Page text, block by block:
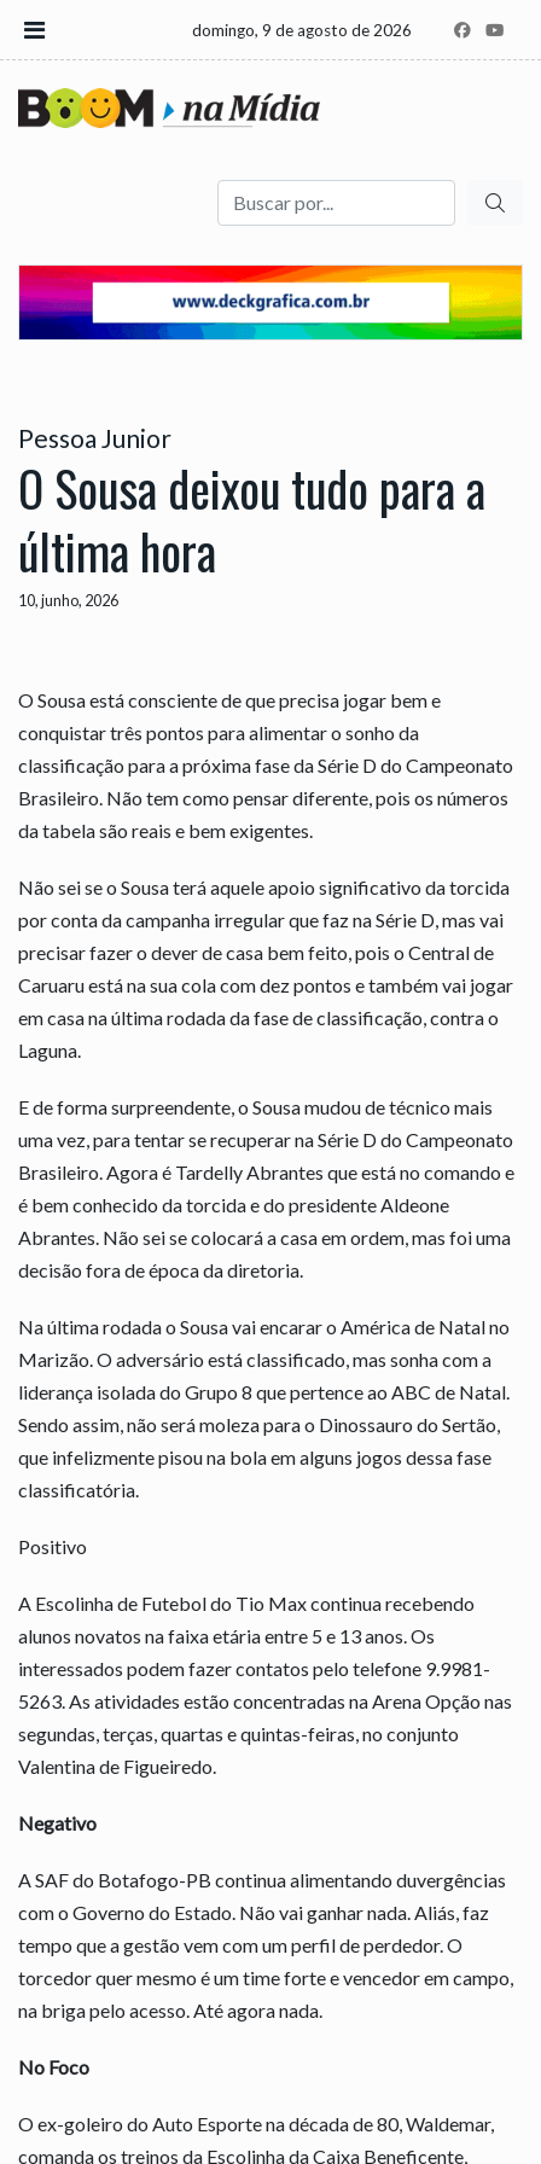
domingo, 9 de agosto de 2026
Buscar
Pessoa Junior
O Sousa deixou tudo para a
última hora
10, junho, 2026
O Sousa está consciente de que precisa jogar bem e
conquistar três pontos para alimentar o sonho da
classificação para a próxima fase da Série D do Campeonato
Brasileiro. Não tem como pensar diferente, pois os números
da tabela são reais e bem exigentes.
Não sei se o Sousa terá aquele apoio significativo da torcida
por conta da campanha irregular que faz na Série D, mas vai
precisar fazer o dever de casa bem feito, pois o Central de
Caruaru está na sua cola com dez pontos e também vai jogar
em casa na última rodada da fase de classificação, contra o
Laguna.
E de forma surpreendente, o Sousa mudou de técnico mais
uma vez, para tentar se recuperar na Série D do Campeonato
Brasileiro. Agora é Tardelly Abrantes que está no comando e
é bem conhecido da torcida e do presidente Aldeone
Abrantes. Não sei se colocará a casa em ordem, mas foi uma
decisão fora de época da diretoria.
Na última rodada o Sousa vai encarar o América de Natal no
Marizão. O adversário está classificado, mas sonha com a
liderança isolada do Grupo 8 que pertence ao ABC de Natal.
Sendo assim, não será moleza para o Dinossauro do Sertão,
que infelizmente pisou na bola em alguns jogos dessa fase
classificatória.
Positivo
A Escolinha de Futebol do Tio Max continua recebendo
alunos novatos na faixa etária entre 5 e 13 anos. Os
interessados podem fazer contatos pelo telefone 9.9981-
5263. As atividades estão concentradas na Arena Opção nas
segundas, terças, quartas e quintas-feiras, no conjunto
Valentina de Figueiredo.
Negativo
A SAF do Botafogo-PB continua alimentando duvergências
com o Governo do Estado. Não vai ganhar nada. Aliás, faz
tempo que a gestão vem com um perfil de perdedor. O
torcedor quer mesmo é um time forte e vencedor em campo,
na briga pelo acesso. Até agora nada.
No Foco
O ex-goleiro do Auto Esporte na década de 80, Waldemar,
comanda os treinos da Escolinha da Caixa Beneficente,